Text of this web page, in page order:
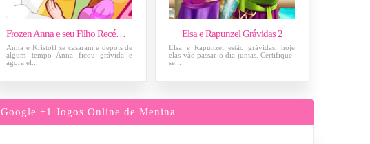
Frozen Anna e seu Filho Recém-nascido
Anna e Kristoff se casaram e depois de
algum tempo Anna ficou grávida e
agora el...
Elsa e Rapunzel Grávidas 2
Elsa e Rapunzel estão grávidas, hoje
elas vão passar o dia juntas. Certifique-
se...
Google +1 Jogos Online de Menina